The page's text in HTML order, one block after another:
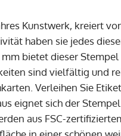
Kunstwerk, kreiert
haben sie jedes
bietet dieser
sind vielfältig und
Verleihen Sie
eignet sich der
aus FSC-